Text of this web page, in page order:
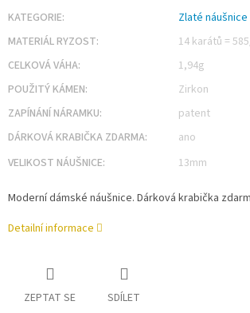
KATEGORIE:
Zlaté náušnice
MATERIÁL RYZOST:
14 karátů =
CELKOVÁ VÁHA:
1,94g
POUŽITÝ KÁMEN:
Zirkon
ZAPÍNÁNÍ NÁRAMKU:
patent
DÁRKOVÁ KRABIČKA ZDARMA:
ano
VELIKOST NÁUŠNICE: 13mm
Moderní dámské náušnice. Dárková krabička
Detailní informace
ZEPTAT SE SDÍLET